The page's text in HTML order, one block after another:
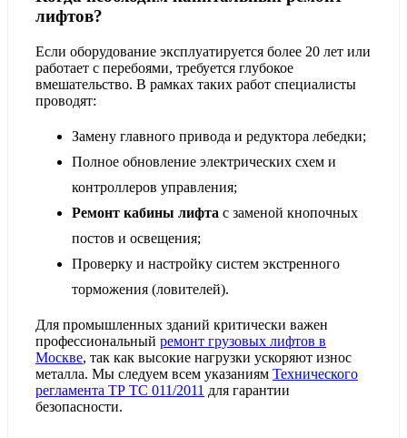
лифтов?
Если оборудование эксплуатируется более 20 лет или
работает с перебоями, требуется глубокое
вмешательство. В рамках таких работ специалисты
проводят:
Замену главного привода и редуктора лебедки;
Полное обновление электрических схем и
контроллеров управления;
Ремонт кабины лифта с заменой кнопочных
постов и освещения;
Проверку и настройку систем экстренного
торможения (ловителей).
Для промышленных зданий критически важен
профессиональный ремонт грузовых лифтов в
Москве, так как высокие нагрузки ускоряют износ
металла. Мы следуем всем указаниям Технического
регламента ТР ТС 011/2011 для гарантии
безопасности.